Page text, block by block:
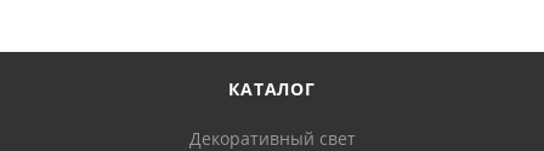
КАТАЛОГ
Декоративный свет